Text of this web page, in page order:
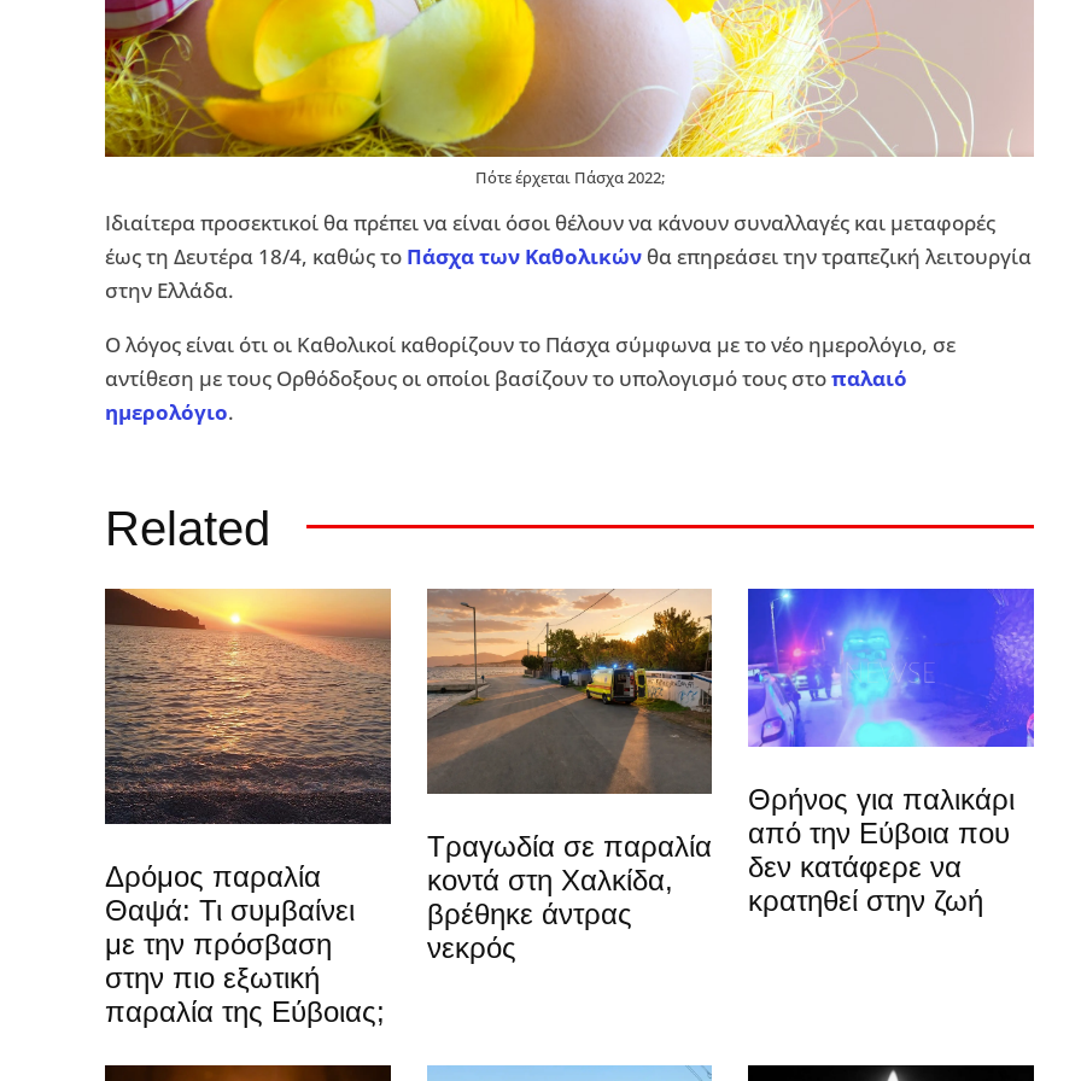
Πότε έρχεται Πάσχα 2022;
Ιδιαίτερα προσεκτικοί θα πρέπει να είναι όσοι θέλουν να κάνουν συναλλαγές και μεταφορές
έως τη Δευτέρα 18/4, καθώς το Πάσχα των Καθολικών θα επηρεάσει την τραπεζική λειτουργία
στην Ελλάδα.
Ο λόγος είναι ότι οι Καθολικοί καθορίζουν το Πάσχα σύμφωνα με το νέο ημερολόγιο, σε
αντίθεση με τους Ορθόδοξους οι οποίοι βασίζουν το υπολογισμό τους στοπαλαιό
ημερολόγιο.
Related
Δρόμος παραλία
Θαψά: Τι συμβαίνει
με την πρόσβαση
στην πιο εξωτική
παραλία της Εύβοιας;
Τραγωδία σε παραλία
κοντά στη Χαλκίδα,
βρέθηκε άντρας
νεκρός
Θρήνος για παλικάρι
από την Εύβοια που
δεν κατάφερε να
κρατηθεί στην ζωή